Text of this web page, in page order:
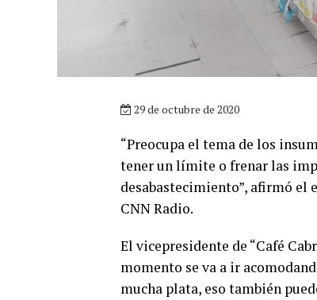
29 de octubre de 2020
“Preocupa el tema de los
tener un límite o frenar las
desabastecimiento”, afirmó el
CNN Radio.
El vicepresidente de “Café
momento se va a ir
mucha plata, eso también